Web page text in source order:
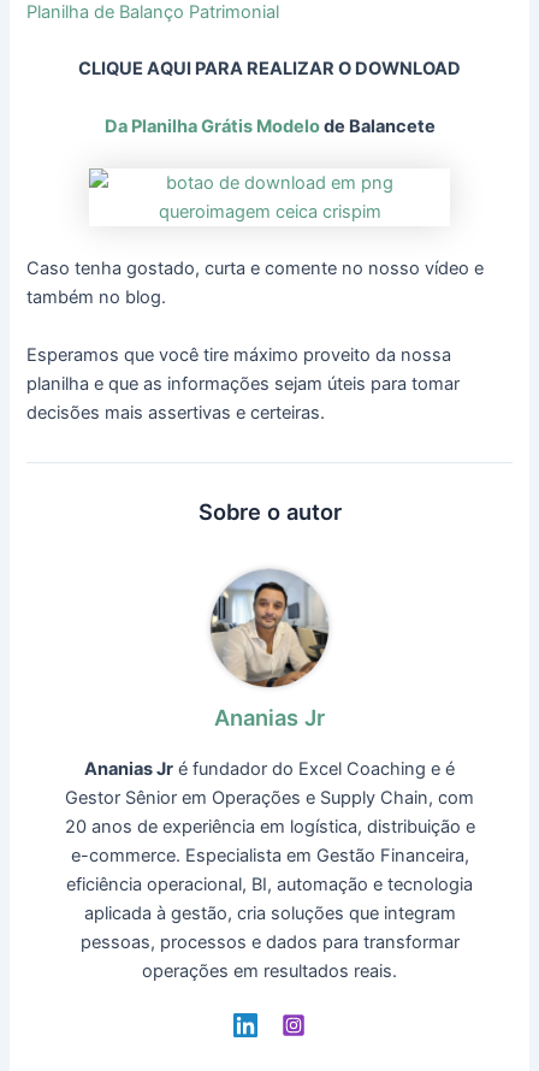
Planilha de Balanço Patrimonial
CLIQUE AQUI PARA REALIZAR O DOWNLOAD
Da Planilha Grátis Modelode Balancete
Caso tenha gostado, curta e comente no nosso vídeo e
também no blog.
Esperamos que você tire máximo proveito da nossa
planilha e que as informações sejam úteis para tomar
decisões mais assertivas e certeiras.
Sobre o autor
Ananias Jr
Ananias Jr é fundador do Excel Coaching e é
Gestor Sênior em Operações e Supply Chain, com
20 anos de experiência em logística, distribuição e
e-commerce. Especialista em Gestão Financeira,
eficiência operacional, BI, automação e tecnologia
aplicada à gestão, cria soluções que integram
pessoas, processos e dados para transformar
operações em resultados reais.